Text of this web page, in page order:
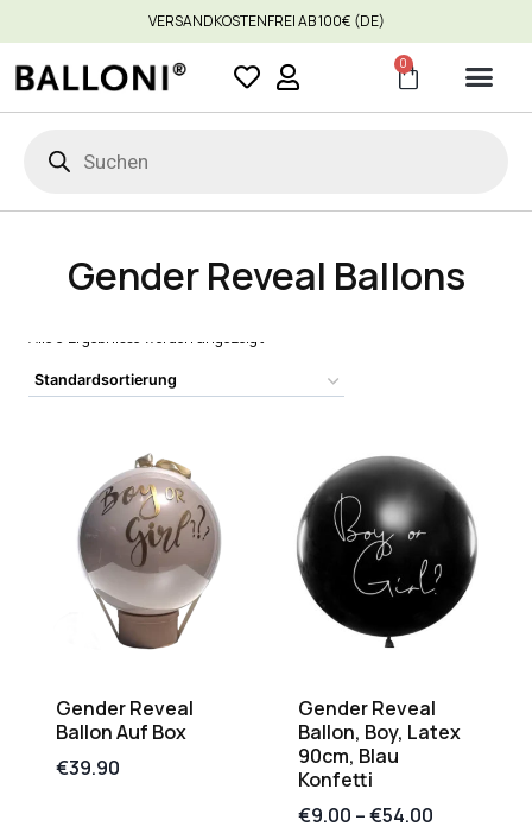
VERSANDKOSTENFREI AB 100€ (DE)
0
Gender Reveal Ballons
Alle 3 Ergebnisse werden angezeigt
Gender Reveal
Ballon Auf Box
€39.90
Gender Reveal
Ballon, Boy, Latex
90cm, Blau
Konfetti
€9.00 –€54.00